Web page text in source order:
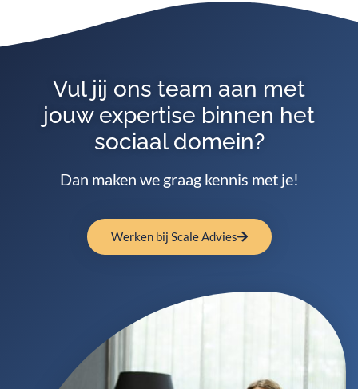
Vul jij ons team aan met
jouw expertise binnen het
sociaal domein?
Dan maken we graag kennis met je!
Werken bij Scale Advies